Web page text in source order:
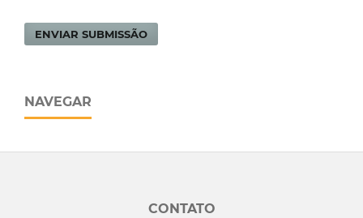
ENVIAR SUBMISSÃO
NAVEGAR
CONTATO